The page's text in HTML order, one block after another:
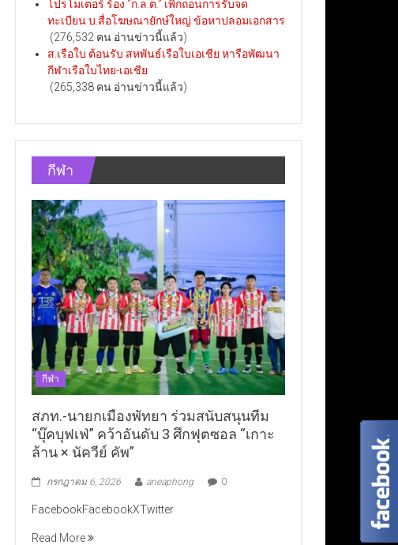
โปรโมเตอร์ ร้อง “ก.ล.ต.” เพิกถอนการรับจด
ทะเบียน บ.สื่อโฆษณายักษ์ใหญ่ ข้อหาปลอมเอกสาร
(276,532 คน อ่านข่าวนี้แล้ว)
ส.เรือใบ ต้อนรับ สหพันธ์เรือใบเอเชีย หารือพัฒนา
กีฬาเรือใบไทย-เอเชีย
(265,338 คน อ่านข่าวนี้แล้ว)
กีฬา
กีฬา
สภท.-นายกเมืองพัทยา ร่วมสนับสนุนทีม
“บุ๊คบุฟเฟ่” คว้าอันดับ 3 ศึกฟุตซอล “เกาะ
ล้าน × นัควีย์ คัพ”
กรกฎาคม 6, 2026 aneaphong 0
FacebookFacebookXTwitter
Read More